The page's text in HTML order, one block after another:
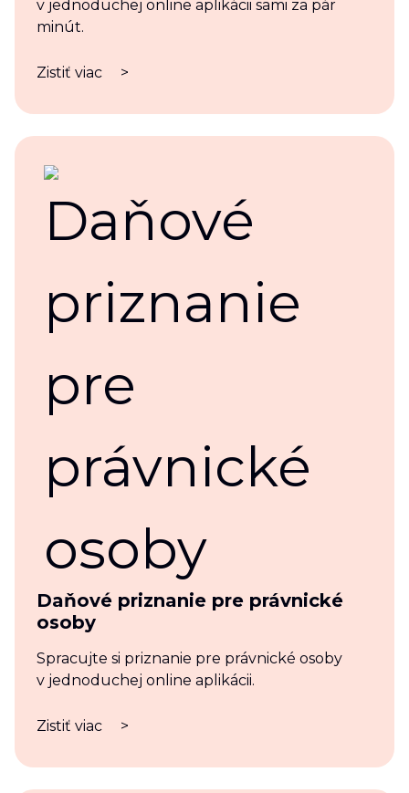
v jednoduchej online aplikácii sami za pár
minút.
Zistiť viac >
Daňové priznanie pre právnické
osoby
Spracujte si priznanie pre právnické osoby
v jednoduchej online aplikácii.
Zistiť viac >